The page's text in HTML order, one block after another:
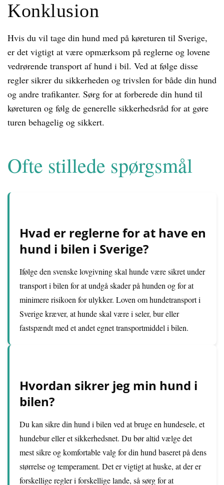
Konklusion
Hvis du vil tage din hund med på køreturen til Sverige,
er det vigtigt at være opmærksom på reglerne og lovene
vedrørende transport af hund i bil. Ved at følge disse
regler sikrer du sikkerheden og trivslen for både din hund
og andre trafikanter. Sørg for at forberede din hund til
køreturen og følg de generelle sikkerhedsråd for at gøre
turen behagelig og sikkert.
Ofte stillede spørgsmål
Hvad er reglerne for at have en
hund i bilen i Sverige?
Ifølge den svenske lovgivning skal hunde være sikret under
transport i bilen for at undgå skader på hunden og for at
minimere risikoen for ulykker. Loven om hundetransport i
Sverige kræver, at hunde skal være i seler, bur eller
fastspændt med et andet egnet transportmiddel i bilen.
Hvordan sikrer jeg min hund i
bilen?
Du kan sikre din hund i bilen ved at bruge en hundesele, et
hundebur eller et sikkerhedsnet. Du bør altid vælge det
mest sikre og komfortable valg for din hund baseret på dens
størrelse og temperament. Det er vigtigt at huske, at der er
forskellige regler i forskellige lande, så sørg for at